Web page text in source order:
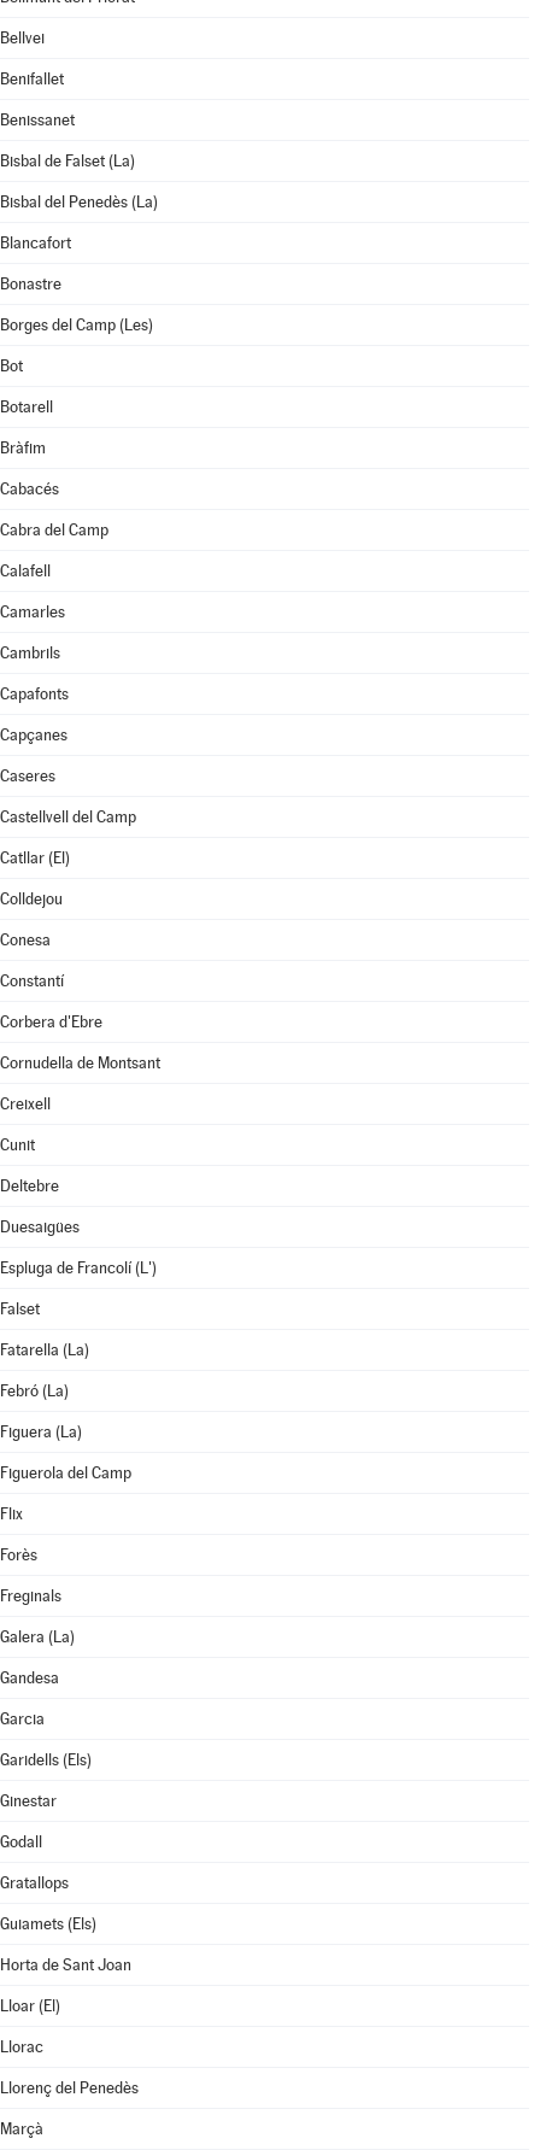
Bellvei
Benifallet
Benissanet
Bisbal de Falset (La)
Bisbal del Penedès (La)
Blancafort
Bonastre
Borges del Camp (Les)
Bot
Botarell
Bràfim
Cabacés
Cabra del Camp
Calafell
Camarles
Cambrils
Capafonts
Capçanes
Caseres
Castellvell del Camp
Catllar (El)
Colldejou
Conesa
Constantí
Corbera d'Ebre
Cornudella de Montsant
Creixell
Cunit
Deltebre
Duesaigües
Espluga de Francolí (L')
Falset
Fatarella (La)
Febró (La)
Figuera (La)
Figuerola del Camp
Flix
Forès
Freginals
Galera (La)
Gandesa
Garcia
Garidells (Els)
Ginestar
Godall
Gratallops
Guiamets (Els)
Horta de Sant Joan
Lloar (El)
Llorac
Llorenç del Penedès
Marçà